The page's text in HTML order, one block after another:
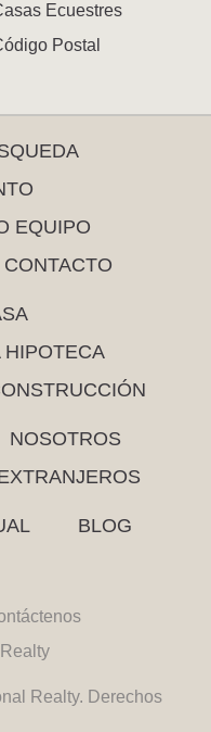
Ecuestres
Postal
EQUIPO
CONTACTO
HIPOTECA
NOSOTROS
BLOG
Realty. Derechos